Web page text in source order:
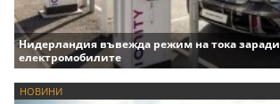
Нидерландия въвежда режим на тока заради
електромобилите
НОВИНИ